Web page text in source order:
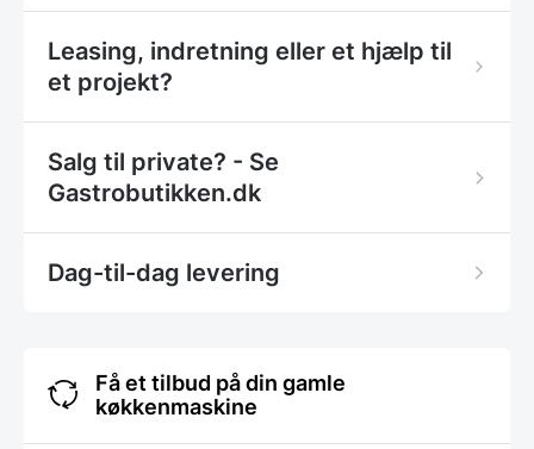
Leasing, indretning eller et hjælp til
et projekt?
Salg til private? - Se
Gastrobutikken.dk
Dag-til-dag levering
Få et tilbud på din gamle
køkkenmaskine